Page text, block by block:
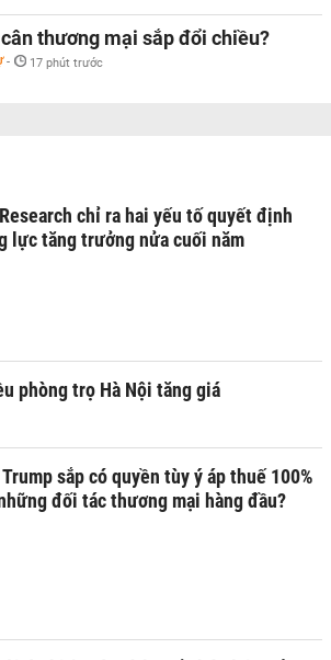
thương mại sắp đổi chiều?
- 17 phút trước
chỉ ra hai yếu tố quyết định
lực tăng trưởng nửa cuối năm
phòng trọ Hà Nội tăng giá
sắp có quyền tùy ý áp thuế 100%
đối tác thương mại hàng đầu?